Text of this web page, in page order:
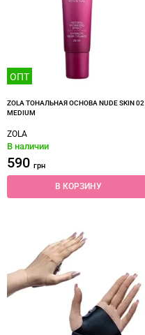
ОПТ
ZOLA ТОНАЛЬНАЯ ОСНОВА NUDE SKIN 02
MEDIUM
ZOLA
В наличии
590 грн
В КОРЗИНУ